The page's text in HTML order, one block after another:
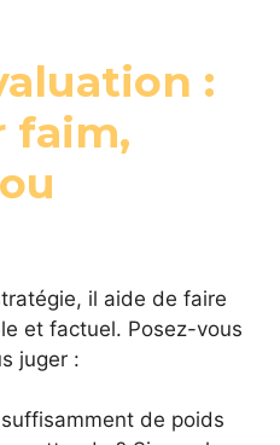
:
faim,
il aide de faire
et factuel. Posez-vous
juger :
de poids